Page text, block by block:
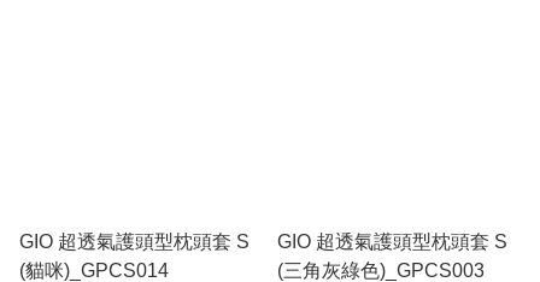
GIO 超透氣護頭型枕頭套 S
(貓咪)_GPCS014
GIO 超透氣護頭型枕頭套 S
(三角灰綠色)_GPCS003